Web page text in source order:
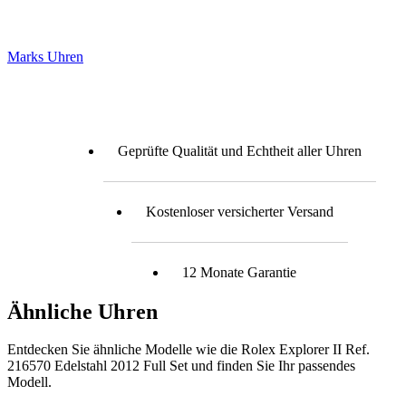
Marks Uhren
Geprüfte Qualität und Echtheit aller Uhren
Kostenloser versicherter Versand
12 Monate Garantie
Ähnliche Uhren
Entdecken Sie ähnliche Modelle wie die Rolex Explorer II Ref.
216570 Edelstahl 2012 Full Set und finden Sie Ihr passendes
Modell.